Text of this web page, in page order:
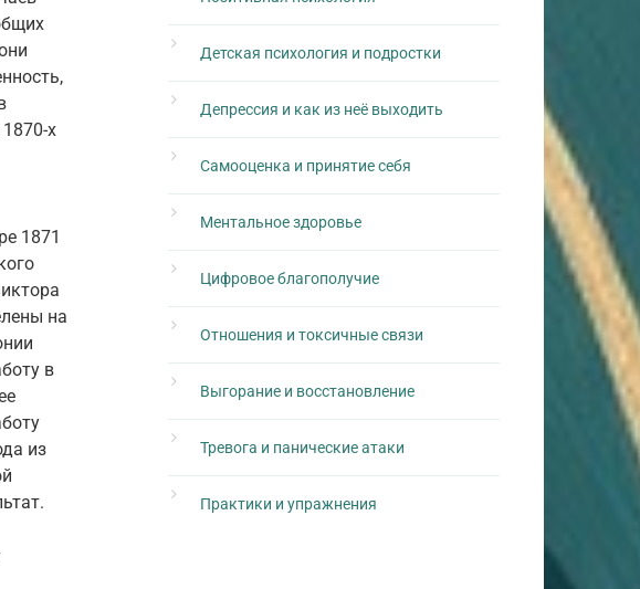
х
1871
на
в
из
Детская психология и подростки
Депрессия и как из неё выходить
Самооценка и принятие себя
Ментальное здоровье
Цифровое благополучие
Отношения и токсичные связи
Выгорание и восстановление
Тревога и панические атаки
Практики и упражнения